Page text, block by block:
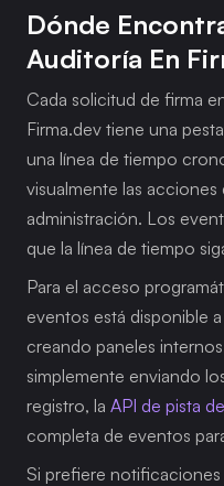
Dónde
Auditoría En
Cada solicitud de firma
Firma.dev tiene una
una línea de tiempo
visualmente las acciones
administración. Los
que la línea de tiempo
Para el acceso
eventos está disponible
creando paneles
simplemente enviando
registro, la API de pista
completa de eventos
Si prefiere